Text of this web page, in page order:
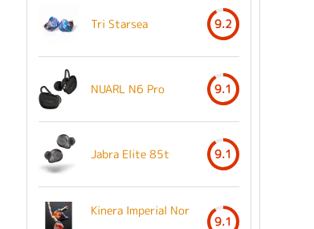
Tri Starsea 9.2
NUARL N6 Pro 9.1
Jabra Elite 85t 9.1
Kinera Imperial Nor
9.1